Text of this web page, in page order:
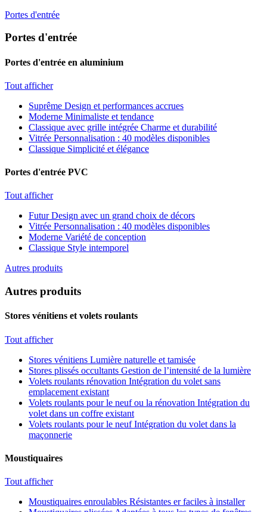
Portes d'entrée
Portes d'entrée
Portes d'entrée en aluminium
Tout afficher
Suprême Design et performances accrues
Moderne Minimaliste et tendance
Classique avec grille intégrée Charme et durabilité
Vitrée Personnalisation : 40 modèles disponibles
Classique Simplicité et élégance
Portes d'entrée PVC
Tout afficher
Futur Design avec un grand choix de décors
Vitrée Personnalisation : 40 modèles disponibles
Moderne Variété de conception
Classique Style intemporel
Autres produits
Autres produits
Stores vénitiens et volets roulants
Tout afficher
Stores vénitiens Lumière naturelle et tamisée
Stores plissés occultants Gestion de l’intensité de la lumière
Volets roulants rénovation Intégration du volet sans
emplacement existant
Volets roulants pour le neuf ou la rénovation Intégration du
volet dans un coffre existant
Volets roulants pour le neuf Intégration du volet dans la
maçonnerie
Moustiquaires
Tout afficher
Moustiquaires enroulables Résistantes er faciles à installer